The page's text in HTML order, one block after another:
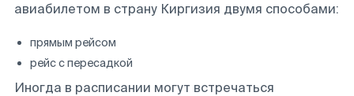
авиабилетом в страну Киргизия двумя способами:
прямым рейсом
рейс с пересадкой
Иногда в расписании могут встречаться